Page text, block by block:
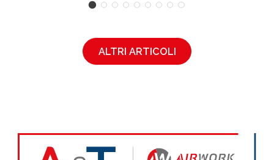
ALTRI ARTICOLI